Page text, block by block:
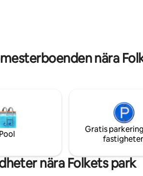
nära
Pool
Gratis
nära Folkets park